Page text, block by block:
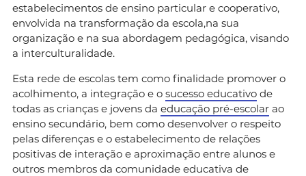
estabelecimentos de ensino particular e cooperativo,
envolvida na transformação da escola,na sua
organização e na sua abordagem pedagógica, visando
a interculturalidade.
Esta rede de escolas tem como finalidade promover o
acolhimento, a integração e o sucesso educativo de
todas as crianças e jovens da educação pré-escolar ao
ensino secundário, bem como desenvolver o respeito
pelas diferenças e o estabelecimento de relações
positivas de interação e aproximação entre alunos e
outros membros da comunidade educativa de